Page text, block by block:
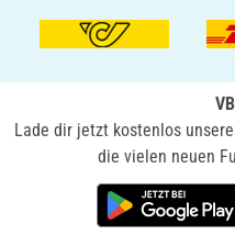
Lade dir jetzt kostenlos
die vielen neuen